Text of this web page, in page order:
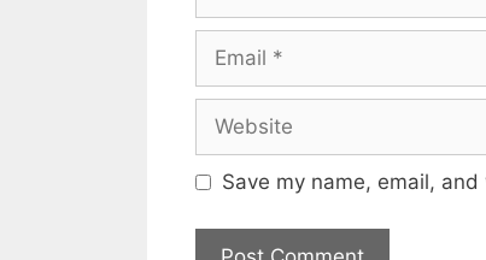
Save my name, email,